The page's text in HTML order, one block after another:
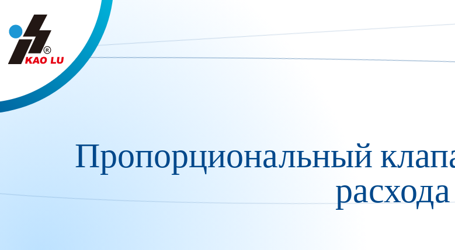
Пропорциональный
расхода
Панель управления cookies